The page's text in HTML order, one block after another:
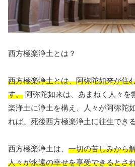
西方極楽浄土とは？
西方極楽浄土とは、阿弥陀如来が住
す。 阿弥陀如来は、あまねく人々を
楽浄土に浄土を構え、人々が阿弥陀
れば、死後西方極楽浄土に往生でき
西方極楽浄土は、 一切の苦しみから
人々が永遠の幸せを享受できるとさ